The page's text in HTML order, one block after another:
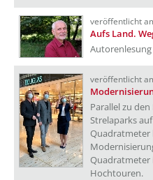
veröffentlicht
Aufs Land.
Autorenlesung
veröffentlicht
Parallel zu
Strelaparks
Quadratmeter
Quadratmeter
Hochtouren.